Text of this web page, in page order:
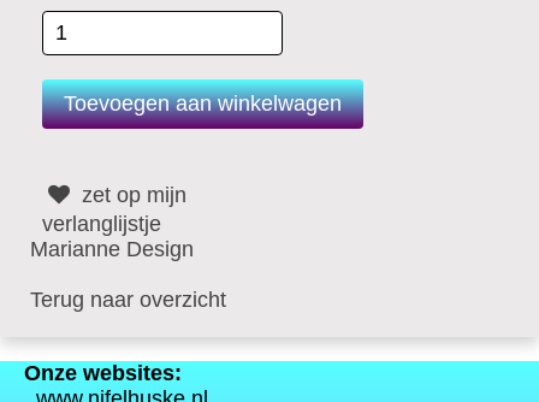
zet op mijn
verlanglijstje
Marianne Design
Terug naar overzicht
Onze websites: